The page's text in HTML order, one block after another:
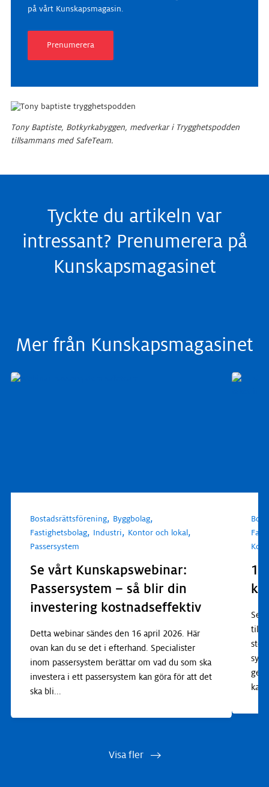
på vårt Kunskapsmagasin.
Prenumerera
Tony Baptiste, Botkyrkabyggen, medverkar i Trygghetspodden
tillsammans med SafeTeam.
Tyckte du artikeln var
intressant? Prenumerera på
Kunskapsmagasinet
Mer från Kunskapsmagasinet
Bostadsrättsförening, Byggbolag,
Fastighetsbolag, Industri, Kontor och lokal,
Passersystem
Se vårt Kunskapswebinar:
Passersystem – så blir din
investering kostnadseffektiv
Detta webinar sändes den 16 april 2026. Här
ovan kan du se det i efterhand. Specialister
inom passersystem berättar om vad du som ska
investera i ett passersystem kan göra för att det
ska bli...
Visa fler